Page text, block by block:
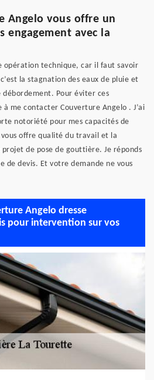
Angelo vous offre un
engagement avec la
opération technique, car il faut savoir
la stagnation des eaux de pluie et
Pour éviter ces
me contacter Couverture Angelo . J’ai
notoriété pour mes capacités de
offre qualité du travail et la
de pose de gouttière. Je réponds
de devis. Et votre demande ne vous
Angelo dresse
pour intervention sur vos